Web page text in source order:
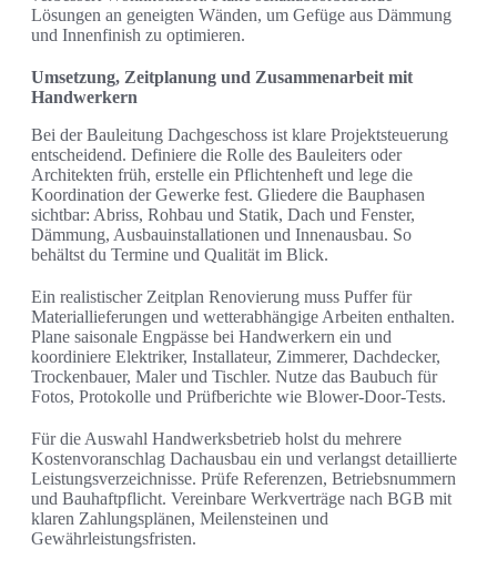
Lösungen an geneigten Wänden, um Gefüge aus Dämmung
und Innenfinish zu optimieren.
Umsetzung, Zeitplanung und Zusammenarbeit mit
Handwerkern
Bei der Bauleitung Dachgeschoss ist klare Projektsteuerung
entscheidend. Definiere die Rolle des Bauleiters oder
Architekten früh, erstelle ein Pflichtenheft und lege die
Koordination der Gewerke fest. Gliedere die Bauphasen
sichtbar: Abriss, Rohbau und Statik, Dach und Fenster,
Dämmung, Ausbauinstallationen und Innenausbau. So
behältst du Termine und Qualität im Blick.
Ein realistischer Zeitplan Renovierung muss Puffer für
Materiallieferungen und wetterabhängige Arbeiten enthalten.
Plane saisonale Engpässe bei Handwerkern ein und
koordiniere Elektriker, Installateur, Zimmerer, Dachdecker,
Trockenbauer, Maler und Tischler. Nutze das Baubuch für
Fotos, Protokolle und Prüfberichte wie Blower-Door-Tests.
Für die Auswahl Handwerksbetrieb holst du mehrere
Kostenvoranschlag Dachausbau ein und verlangst detaillierte
Leistungsverzeichnisse. Prüfe Referenzen, Betriebsnummern
und Bauhaftpflicht. Vereinbare Werkverträge nach BGB mit
klaren Zahlungsplänen, Meilensteinen und
Gewährleistungsfristen.